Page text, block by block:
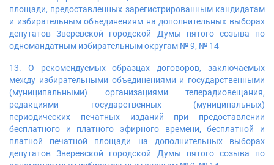
площади, предоставленных зарегистрированным кандидатам
и избирательным объединениям на дополнительных выборах
депутатов Зверевской городской Думы пятого созыва по
одномандатным избирательным округам № 9, № 14
13. О рекомендуемых образцах договоров, заключаемых
между избирательными объединениями и государственными
(муниципальными) организациями телерадиовещания,
редакциями государственных (муниципальных)
периодических печатных изданий при предоставлении
бесплатного и платного эфирного времени, бесплатной и
платной печатной площади на дополнительных выборах
депутатов Зверевской городской Думы пятого созыва по